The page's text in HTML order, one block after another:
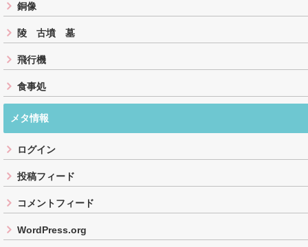
銅像
陵 古墳 墓
飛行機
食事処
メタ情報
ログイン
投稿フィード
コメントフィード
WordPress.org